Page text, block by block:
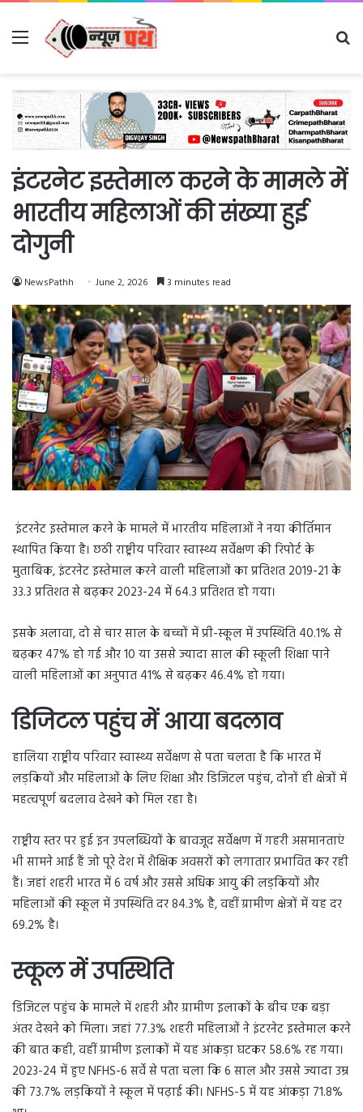
Menu
इंटरनेट इस्तेमाल करने के मामले में
भारतीय महिलाओं की संख्या हुई
दोगुनी
NewsPathh June 2, 2026 3 minutes read
इंटरनेट इस्तेमाल करने के मामले में भारतीय महिलाओं ने नया कीर्तिमान
स्थापित किया है। छठी राष्ट्रीय परिवार स्वास्थ्य सर्वेक्षण की रिपोर्ट के
मुताबिक, इंटरनेट इस्तेमाल करने वाली महिलाओं का प्रतिशत 2019-21 के
33.3 प्रतिशत से बढ़कर 2023-24 में 64.3 प्रतिशत हो गया।
इसके अलावा, दो से चार साल के बच्चों में प्री-स्कूल में उपस्थिति 40.1% से
बढ़कर 47% हो गई और 10 या उससे ज्यादा साल की स्कूली शिक्षा पाने
वाली महिलाओं का अनुपात 41% से बढ़कर 46.4% हो गया।
डिजिटल पहुंच में आया बदलाव
हालिया राष्ट्रीय परिवार स्वास्थ्य सर्वेक्षण से पता चलता है कि भारत में
लड़कियों और महिलाओं के लिए शिक्षा और डिजिटल पहुंच, दोनों ही क्षेत्रों में
महत्वपूर्ण बदलाव देखने को मिल रहा है।
राष्ट्रीय स्तर पर हुई इन उपलब्धियों के बावजूद सर्वेक्षण में गहरी असमानताएं
भी सामने आई हैं जो पूरे देश में शैक्षिक अवसरों को लगातार प्रभावित कर रही
हैं। जहां शहरी भारत में 6 वर्ष और उससे अधिक आयु की लड़कियों और
महिलाओं की स्कूल में उपस्थिति दर 84.3% है, वहीं ग्रामीण क्षेत्रों में यह दर
69.2% है।
स्कूल में उपस्थिति
डिजिटल पहुंच के मामले में शहरी और ग्रामीण इलाकों के बीच एक बड़ा
अंतर देखने को मिला। जहां 77.3% शहरी महिलाओं ने इंटरनेट इस्तेमाल करने
की बात कही, वहीं ग्रामीण इलाकों में यह आंकड़ा घटकर 58.6% रह गया।
2023-24 में हुए NFHS-6 सर्वे से पता चला कि 6 साल और उससे ज्यादा उम्र
की 73.7% लड़कियों ने स्कूल में पढ़ाई की। NFHS-5 में यह आंकड़ा 71.8%